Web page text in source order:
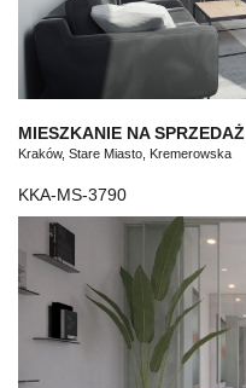
MIESZKANIE NA SPRZEDAŻ
Kraków, Stare Miasto, Kremerowska
KKA-MS-3790